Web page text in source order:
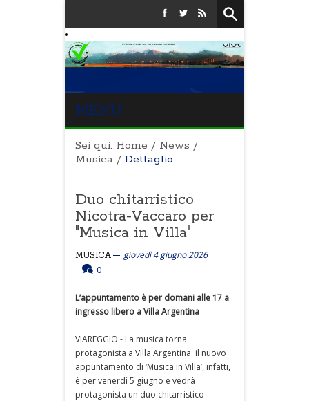
MENU
Sei qui: Home / News /
Musica / Dettaglio
Duo chitarristico
Nicotra-Vaccaro per
"Musica in Villa"
MUSICA
giovedì 4 giugno 2026
0
L’appuntamento è per domani alle 17 a
ingresso libero a Villa Argentina
VIAREGGIO - La musica torna
protagonista a Villa Argentina: il nuovo
appuntamento di ‘Musica in Villa’, infatti,
è per venerdì 5 giugno e vedrà
protagonista un duo chitarristico